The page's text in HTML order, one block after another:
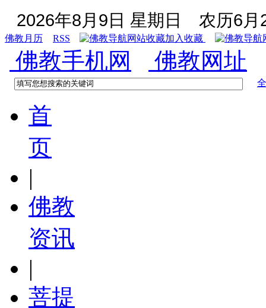
2026年8月9日 星期日 农历6月
佛教月历 RSS 加入收藏
佛教手机网 佛教网址
首
页
|
佛教
资讯
|
菩提